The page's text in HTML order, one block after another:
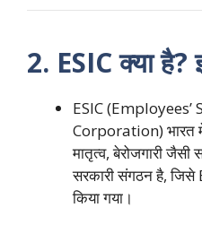
2. ESIC क्या है?
ESIC
Corporation) भारत में
मातृत्व, बेरोजगारी जैसी
सरकारी संगठन है,
किया गया।